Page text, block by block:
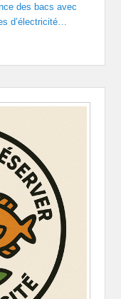
des bacs avec
d’électricité…